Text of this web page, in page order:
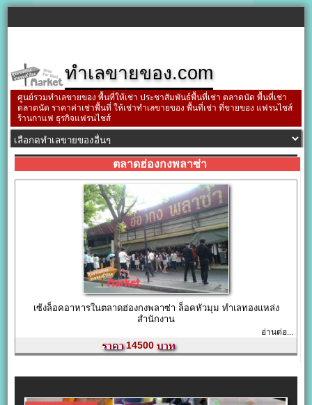
ทำเลขายของ.com
ศูนย์รวมทำเลขายของ พื้นที่ให้เช่า ประชาสัมพันธ์พื้นที่เช่า ตลาดนัด พื้นที่เช่า
ตลาดนัด ราคาค่าเช่าพื้นที่ ให้เช่าทำเลขายของ พื้นที่เช่า ที่ขายของ แฟรนไชส์
ร้านกาแฟ ธุรกิจแฟรนไชส์
ตลาดฮ่องกงพลาซ่า
เซ้งล็อคอาหารในตลาดฮ่องกงพลาซ่า ล็อคหัวมุม ทำเลทองแหล่ง
สำนักงาน
อ่านต่อ...
14500